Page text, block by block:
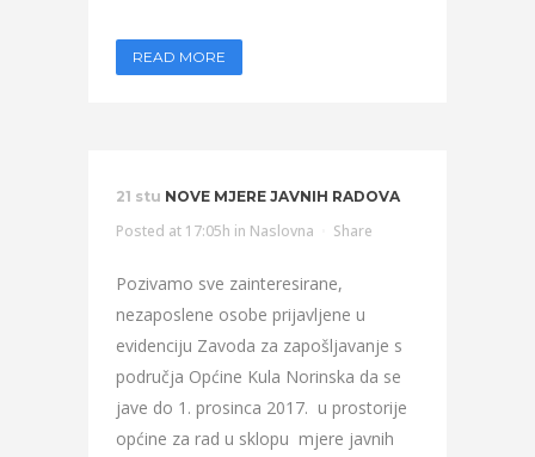
READ MORE
21 stu NOVE MJERE JAVNIH RADOVA
Posted at 17:05h in Naslovna Share
Pozivamo sve zainteresirane,
nezaposlene osobe prijavljene u
evidenciju Zavoda za zapošljavanje s
područja Općine Kula Norinska da se
jave do 1. prosinca 2017. u prostorije
općine za rad u sklopu mjere javnih